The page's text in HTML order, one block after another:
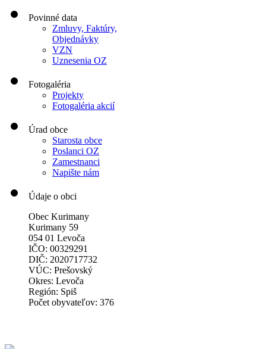
Povinné data
Zmluvy, Faktúry,
Objednávky
VZN
Uznesenia OZ
Fotogaléria
Projekty
Fotogaléria akcií
Úrad obce
Starosta obce
Poslanci OZ
Zamestnanci
Napište nám
Údaje o obci
Obec Kurimany
Kurimany 59
054 01 Levoča
IČO: 00329291
DIČ: 2020717732
VÚC: Prešovský
Okres: Levoča
Región: Spiš
Počet obyvateľov: 376